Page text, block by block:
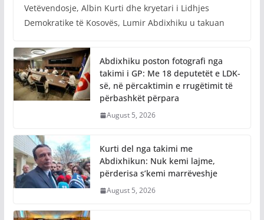
Vetëvendosje, Albin Kurti dhe kryetari i Lidhjes
Demokratike të Kosovës, Lumir Abdixhiku u takuan
Abdixhiku poston fotografi nga
takimi i GP: Me 18 deputetët e LDK-
së, në përcaktimin e rrugëtimit të
përbashkët përpara
August 5, 2026
Kurti del nga takimi me
Abdixhikun: Nuk kemi lajme,
përderisa s’kemi marrëveshje
August 5, 2026